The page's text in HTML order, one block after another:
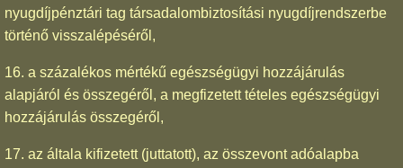
nyugdíjpénztári tag társadalombiztosítási nyugdíjrendszerbe
történő visszalépéséről,
16. a százalékos mértékű egészségügyi hozzájárulás
alapjáról és összegéről, a megfizetett tételes egészségügyi
hozzájárulás összegéről,
17. az általa kifizetett (juttatott), az összevont adóalapba